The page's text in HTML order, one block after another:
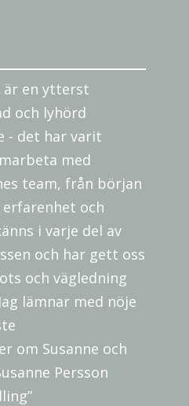
är en ytterst
och lyhörd
- det har varit
med
team, från början
och
i varje del av
och har gett oss
och vägledning
lämnar med nöje
om Susanne och
Persson